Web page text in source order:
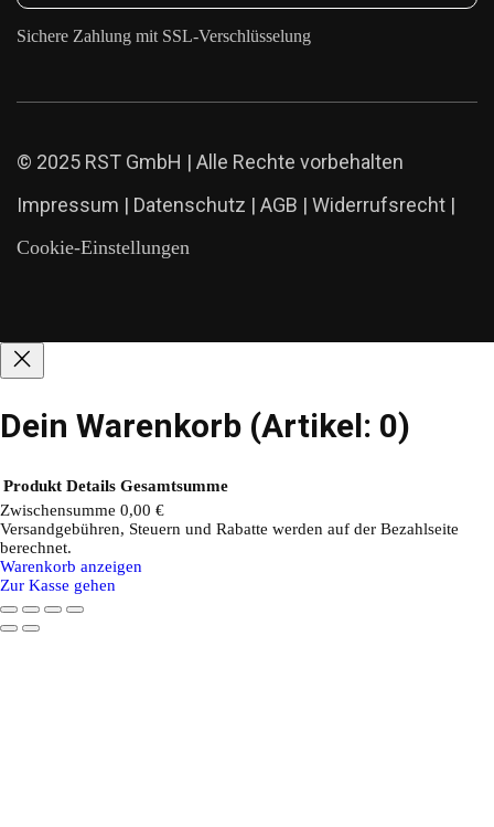
Sichere Zahlung mit SSL-Verschlüsselung
© 2025 RST GmbH | Alle Rechte vorbehalten
Impressum | Datenschutz | AGB | Widerrufsrecht |
Cookie-Einstellungen
Dein Warenkorb (Artikel: 0)
Produkte
im
Warenkorb
Produkt Details Gesamtsumme
Zwischensumme 0,00 €
Versandgebühren, Steuern und Rabatte werden auf der Bezahlseite
berechnet.
Warenkorb anzeigen
Zur Kasse gehen